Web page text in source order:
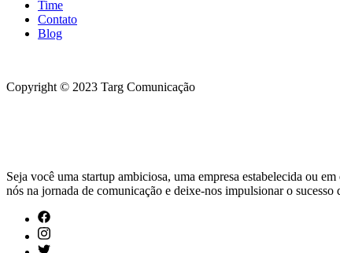
Time
Contato
Blog
Copyright © 2023 Targ Comunicação
Seja você uma startup ambiciosa, uma empresa estabelecida ou
nós na jornada de comunicação e deixe-nos impulsionar o sucesso